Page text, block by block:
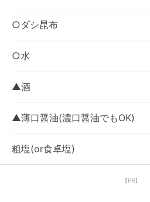
○ダシ昆布
○水
▲酒
▲薄口醤油(濃口醤油でもOK)
粗塩(or食卓塩)
【PR】